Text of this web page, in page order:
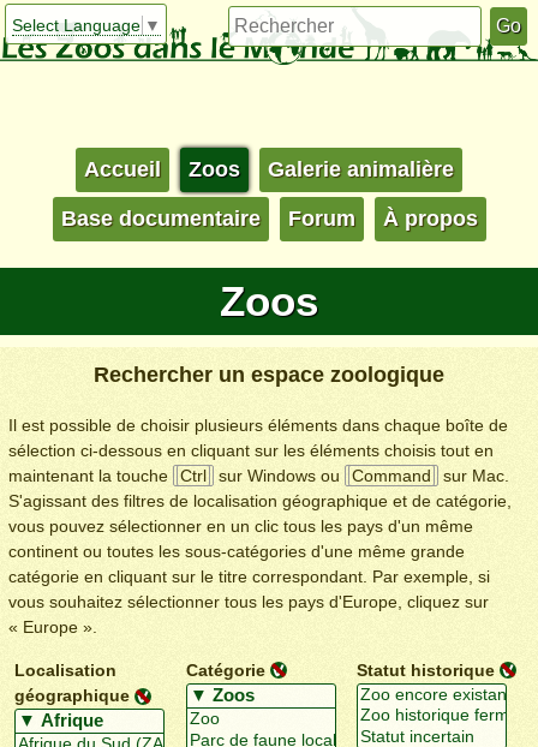
Select Language ▼
Accueil Zoos Galerie animalière
Base documentaire Forum À propos
Zoos
Rechercher un espace zoologique
Il est possible de choisir plusieurs éléments dans chaque boîte de
sélection ci-dessous en cliquant sur les éléments choisis tout en
maintenant la touche
Ctrl sur Windows ou Command
sur Mac.
S'agissant des filtres de localisation géographique et de catégorie,
vous pouvez sélectionner en un clic tous les pays d'un même
continent ou toutes les sous-catégories d'une même grande
catégorie en cliquant sur le titre correspondant. Par exemple, si
vous souhaitez sélectionner tous les pays d'Europe, cliquez sur
« Europe ».
Localisation
géographique
Catégorie Statut historique